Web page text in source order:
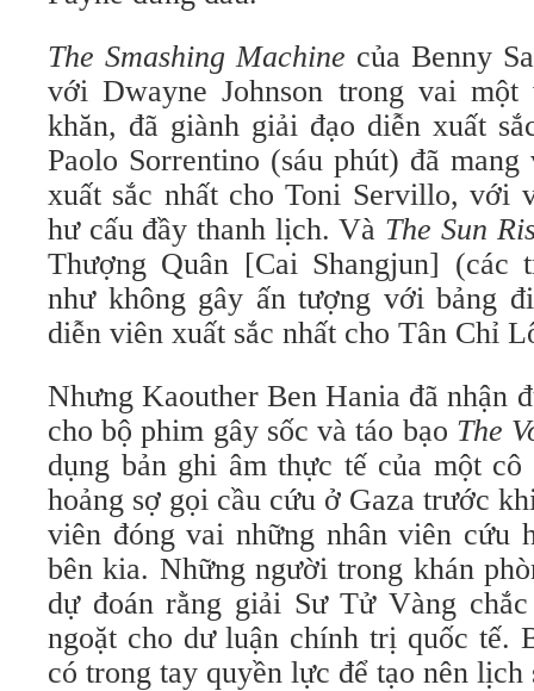
The Smashing Machine của Benny
với Dwayne Johnson trong vai
khăn, đã giành giải đạo diễn xuất
Paolo Sorrentino (sáu phút) đã
xuất sắc nhất cho Toni Servillo, với
hư cấu đầy thanh lịch. Và The Sun
Thượng Quân [Cai Shangjun] (các
như không gây ấn tượng với bảng
diễn viên xuất sắc nhất cho Tân Chỉ
Nhưng Kaouther Ben Hania đã nhận
cho bộ phim gây sốc và táo bạo The
dụng bản ghi âm thực tế của một cô
hoảng sợ gọi cầu cứu ở Gaza trước
viên đóng vai những nhân viên cứu
bên kia. Những người trong khán
dự đoán rằng giải Sư Tử Vàng
ngoặt cho dư luận chính trị quốc tế.
có trong tay quyền lực để tạo nên lịch